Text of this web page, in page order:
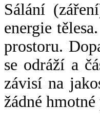
Sálání
energie
prostoru.
se odráží a
závisí na
žádné